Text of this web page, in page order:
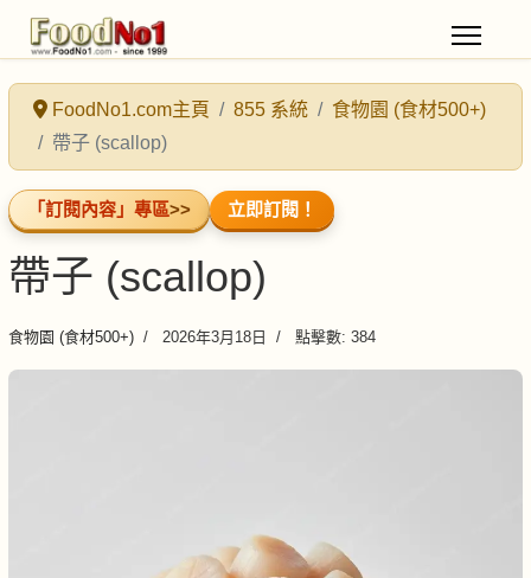
FoodNo1.com主頁 855 系統
食物園 (食材500+)
帶子 (scallop)
「訂閱內容」專區>> 立即訂閱！
帶子 (scallop)
食物園 (食材500+) 2026年3月18日 點擊數: 384